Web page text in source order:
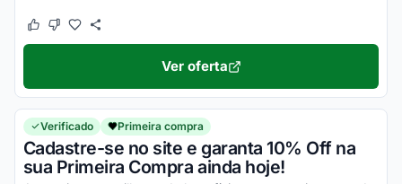
Este cupom funcionou
Este cupom não funcionou
Ver oferta
Verificado Primeira compra
Cadastre-se no site e garanta 10% Off na
sua Primeira Compra ainda hoje!